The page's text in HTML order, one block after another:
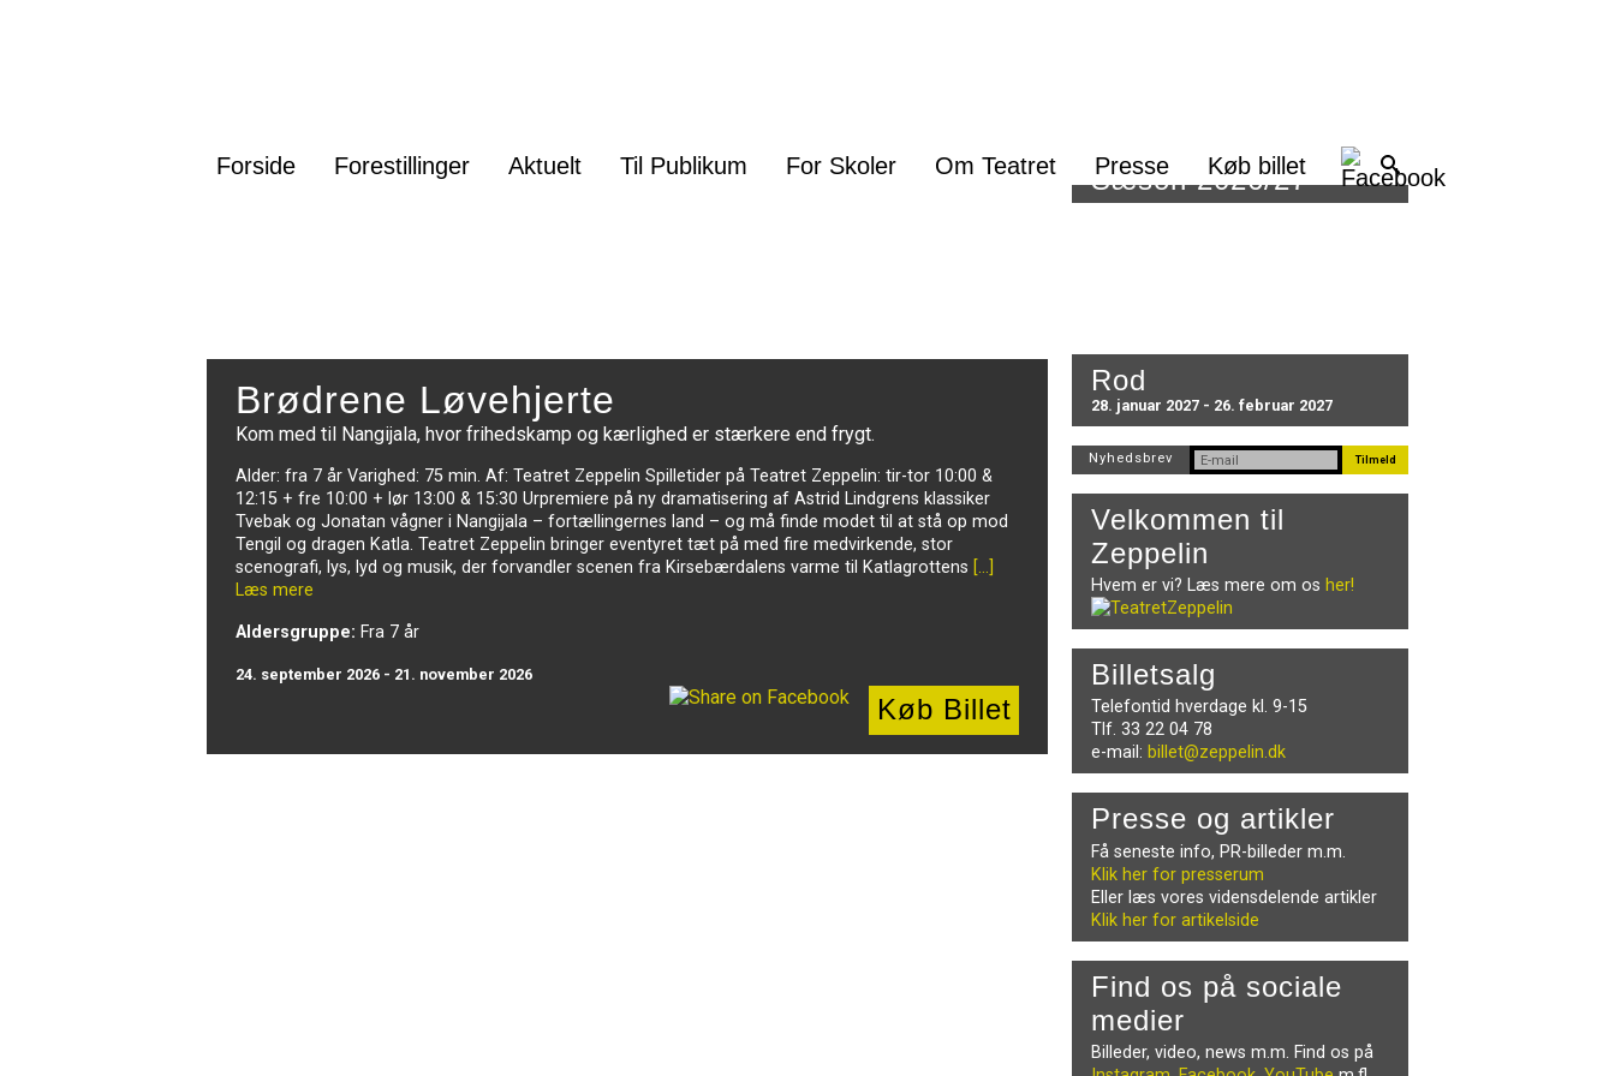
Forside Forestillinger Aktuelt Til Publikum For Skoler Om Teatret Presse Køb billet
Brødrene Løvehjerte
Kom med til Nangijala, hvor frihedskamp og kærlighed er stærkere end frygt.
Alder: fra 7 år Varighed: 75 min. Af: Teatret Zeppelin Spilletider på Teatret Zeppelin: tir-tor 10:00 &
12:15 + fre 10:00 + lør 13:00 & 15:30 Urpremiere på ny dramatisering af Astrid Lindgrens klassiker
Tvebak og Jonatan vågner i Nangijala – fortællingernes land – og må finde modet til at stå op mod
Tengil og dragen Katla. Teatret Zeppelin bringer eventyret tæt på med fire medvirkende, stor
scenografi, lys, lyd og musik, der forvandler scenen fra Kirsebærdalens varme til Katlagrottens […]
Læs mere
Aldersgruppe: Fra 7 år
24. september 2026 - 21. november 2026
Køb Billet
Sæson 2026/27
Rod
28. januar 2027 - 26. februar 2027
Nyhedsbrev
Velkommen til
Zeppelin
Hvem er vi? Læs mere om os her!
Billetsalg
Telefontid hverdage kl. 9-15
Tlf. 33 22 04 78
e-mail: billet@zeppelin.dk
Presse og artikler
Få seneste info, PR-billeder m.m.
Klik her for presserum
Eller læs vores vidensdelende artikler
Klik her for artikelside
Find os på sociale
medier
Billeder, video, news m.m. Find os på